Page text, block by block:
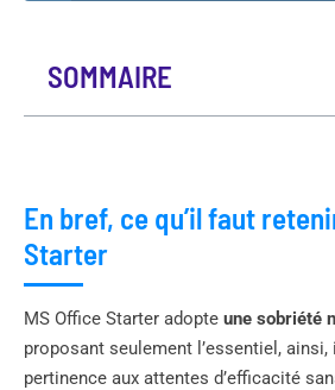
SOMMAIRE
En bref, ce qu’il faut
Starter
MS Office Starter adopte une sobriété
proposant seulement l’essentiel, ainsi,
pertinence aux attentes d’efficacité